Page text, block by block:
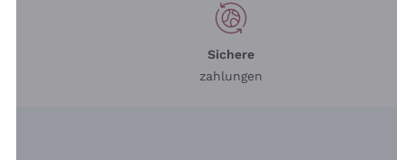
Sichere
zahlungen